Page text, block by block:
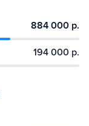
884 000 р.
194 000 р.